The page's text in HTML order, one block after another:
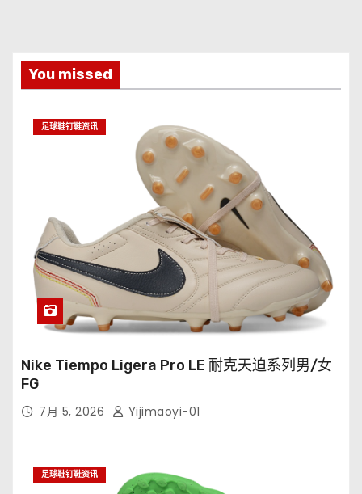
You missed
足球鞋钉鞋资讯
Nike Tiempo Ligera Pro LE 耐克天迫系列男/女
FG
7月 5, 2026 Yijimaoyi-01
足球鞋钉鞋资讯